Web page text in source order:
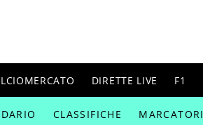
DIRETTE LIVE F1
CLASSIFICHE MARCATORI